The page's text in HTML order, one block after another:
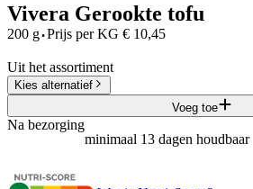
Vivera Gerookte tofu
200 g·Prijs per KG € 10,45
Uit het assortiment
Kies alternatief
Voeg toe
Na bezorging
minimaal 13 dagen houdbaar